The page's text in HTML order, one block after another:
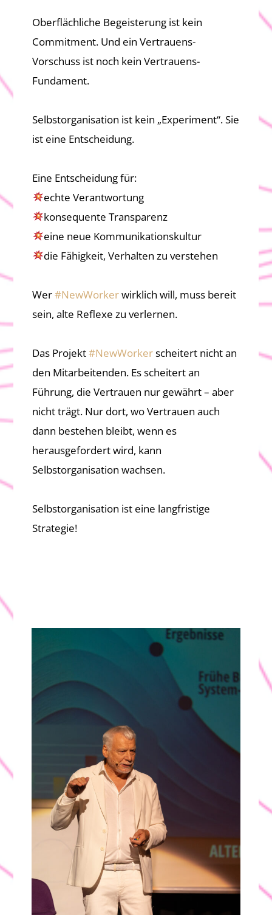
Oberflächliche Begeisterung ist kein
Commitment. Und ein Vertrauens-
Vorschuss ist noch kein Vertrauens-
Fundament.
Selbstorganisation ist kein „Experiment“. Sie
ist eine Entscheidung.
Eine Entscheidung für:
echte Verantwortung
konsequente Transparenz
eine neue Kommunikationskultur
die Fähigkeit, Verhalten zu verstehen
WerHashtag
#NewWorkerwirklich will, muss bereit
sein, alte Reflexe zu verlernen.
Das Projekt#NewWorkerscheitert nicht an
den Mitarbeitenden. Es scheitert an
Führung, die Vertrauen nur gewährt – aber
nicht trägt. Nur dort, wo Vertrauen auch
dann bestehen bleibt, wenn es
herausgefordert wird, kann
Selbstorganisation wachsen.
Selbstorganisation ist eine langfristige
Strategie!